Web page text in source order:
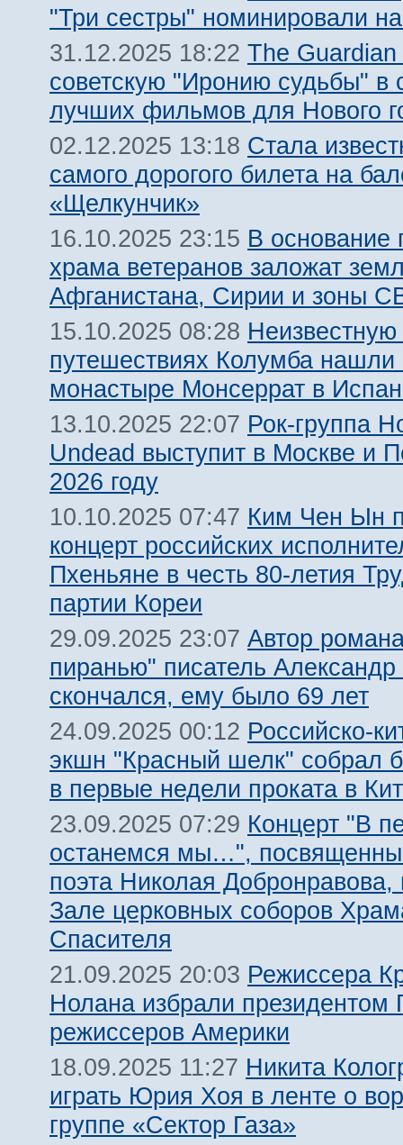
"Три сестры" номинировали
31.12.2025 18:22 The
советскую "Иронию судьбы" в
лучших фильмов для Нового
02.12.2025 13:18 Стала
самого дорогого билета на
«Щелкунчик»
16.10.2025 23:15 В основание
храма ветеранов заложат
Афганистана, Сирии и зоны
15.10.2025 08:28
путешествиях Колумба нашли
монастыре Монсеррат в
13.10.2025 22:07 Рок-группа
Undead выступит в Москве и
2026 году
10.10.2025 07:47 Ким Чен Ын
концерт российских
Пхеньяне в честь 80-летия
партии Кореи
29.09.2025 23:07 Автор
пиранью" писатель
скончался, ему было 69 лет
24.09.2025 00:12 Российско-
экшн "Красный шелк" собрал
в первые недели проката в
23.09.2025 07:29 Концерт "В
останемся мы…",
поэта Николая
Зале церковных соборов
Спасителя
21.09.2025 20:03 Режиссера
Нолана избрали президентом
режиссеров Америки
18.09.2025 11:27 Никита
играть Юрия Хоя в ленте о
группе «Сектор Газа»